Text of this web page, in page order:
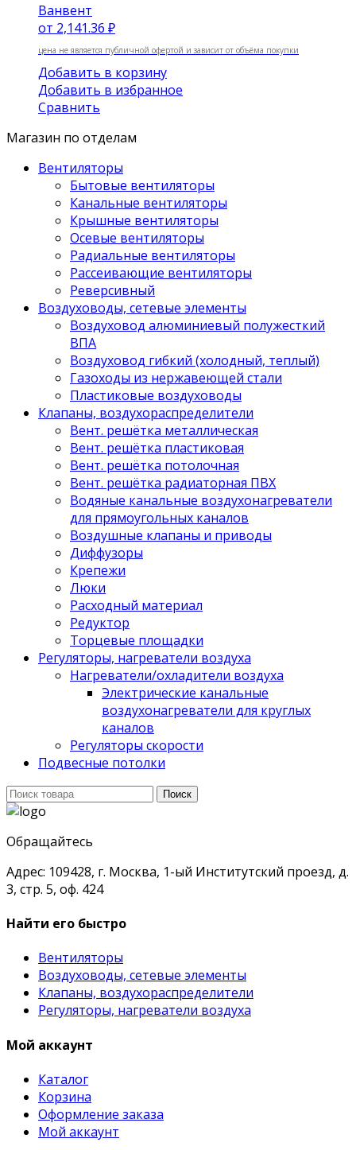
Ванвент
от 2,141.36 ₽
цена не является публичной офертой и зависит от объёма покупки
Добавить в корзину
Добавить в избранное
Сравнить
Магазин по отделам
Вентиляторы
Бытовые вентиляторы
Канальные вентиляторы
Крышные вентиляторы
Осевые вентиляторы
Радиальные вентиляторы
Рассеивающие вентиляторы
Реверсивный
Воздуховоды, сетевые элементы
Воздуховод алюминиевый полужесткий
ВПА
Воздуховод гибкий (холодный, теплый)
Газоходы из нержавеющей стали
Пластиковые воздуховоды
Клапаны, воздухораспределители
Вент. решётка металлическая
Вент. решётка пластиковая
Вент. решётка потолочная
Вент. решётка радиаторная ПВХ
Водяные канальные воздухонагреватели
для прямоугольных каналов
Воздушные клапаны и приводы
Диффузоры
Крепежи
Люки
Расходный материал
Редуктор
Торцевые площадки
Регуляторы, нагреватели воздуха
Нагреватели/охладители воздуха
Электрические канальные
воздухонагреватели для круглых
каналов
Регуляторы скорости
Подвесные потолки
Поиск
для:
Поиск
Обращайтесь
Адрес: 109428, г. Москва, 1-ый Институтский проезд, д.
3, стр. 5, оф. 424
Найти его быстро
Вентиляторы
Воздуховоды, сетевые элементы
Клапаны, воздухораспределители
Регуляторы, нагреватели воздуха
Мой аккаунт
Каталог
Корзина
Оформление заказа
Мой аккаунт